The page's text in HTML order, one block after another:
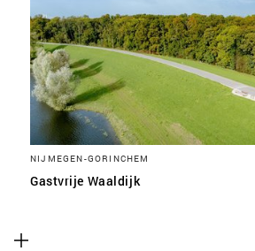
NIJMEGEN-GORINCHEM
Gastvrije Waaldijk
SLA VOORKEUREN OP